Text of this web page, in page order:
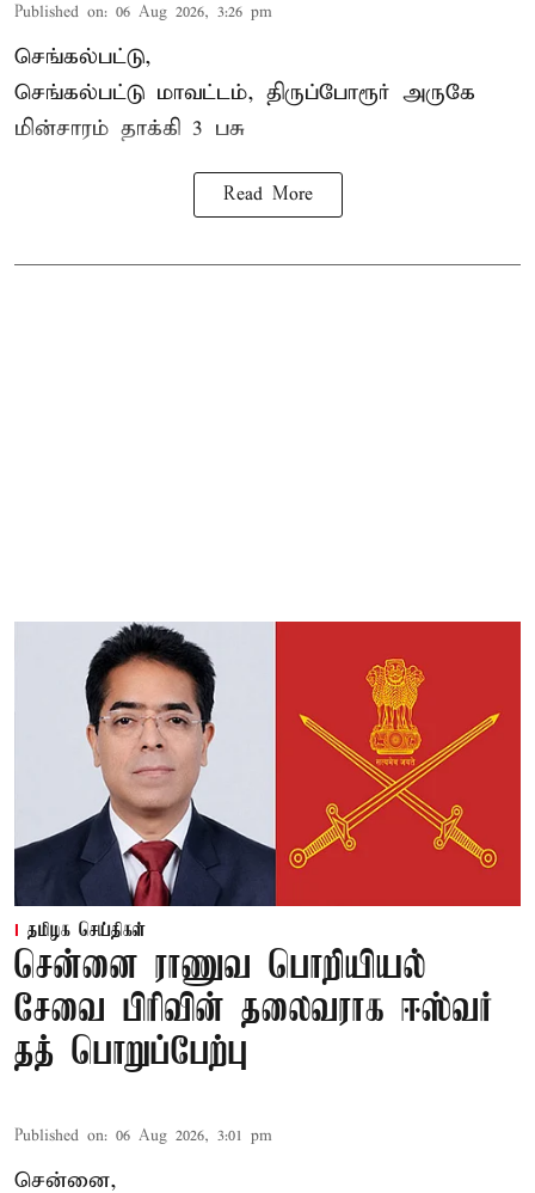
Published on: 06 Aug 2026, 3:26 pm
செங்கல்பட்டு,
செங்கல்பட்டு மாவட்டம், திருப்போரூர் அருகே
மின்சாரம் தாக்கி 3 பசு
Read More
தமிழக செய்திகள்
சென்னை ராணுவ பொறியியல்
சேவை பிரிவின் தலைவராக ஈஸ்வர்
தத் பொறுப்பேற்பு
Published on: 06 Aug 2026, 3:01 pm
சென்னை,